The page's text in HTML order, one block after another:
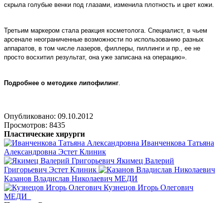
скрыла голубые венки под глазами, изменила плотность и цвет кожи.
Третьим маркером стала реакция косметолога. Специалист, в чьем
арсенале неограниченные возможности по использованию разных
аппаратов, в том числе лазеров, филлеры, пиллинги и пр., ее не
просто восхитил результат, она уже записана на операцию».
Подробнее о методике липофилинг
Опубликовано: 09.10.2012
Просмотров: 8435
Пластические хирурги
Иванченкова Татьяна
Александровна Эстет Клиник
Якимец Валерий
Григорьевич Эстет Клиник
Казанов Владислав Николаевич МЕДИ
Кузнецов Игорь Олегович
МЕДИ